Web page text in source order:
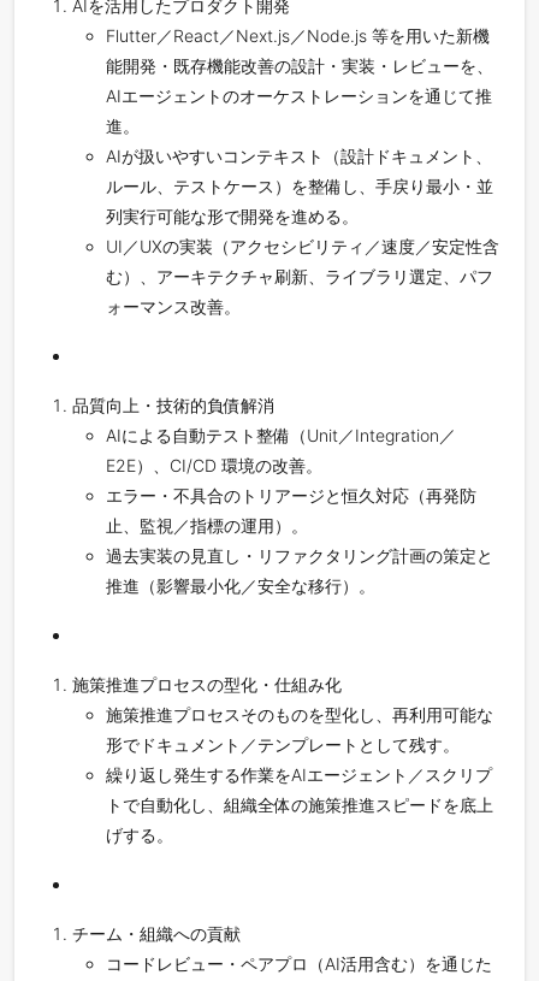
AIを活用したプロダクト開発
Flutter／React／Next.js／Node.js 等を用いた新機
能開発・既存機能改善の設計・実装・レビューを、
AIエージェントのオーケストレーションを通じて推
進。
AIが扱いやすいコンテキスト（設計ドキュメント、
ルール、テストケース）を整備し、手戻り最小・並
列実行可能な形で開発を進める。
UI／UXの実装（アクセシビリティ／速度／安定性含
む）、アーキテクチャ刷新、ライブラリ選定、パフ
ォーマンス改善。
品質向上・技術的負債解消
AIによる自動テスト整備（Unit／Integration／
E2E）、CI/CD 環境の改善。
エラー・不具合のトリアージと恒久対応（再発防
止、監視／指標の運用）。
過去実装の見直し・リファクタリング計画の策定と
推進（影響最小化／安全な移行）。
施策推進プロセスの型化・仕組み化
施策推進プロセスそのものを型化し、再利用可能な
形でドキュメント／テンプレートとして残す。
繰り返し発生する作業をAIエージェント／スクリプ
トで自動化し、組織全体の施策推進スピードを底上
げする。
チーム・組織への貢献
コードレビュー・ペアプロ（AI活用含む）を通じた